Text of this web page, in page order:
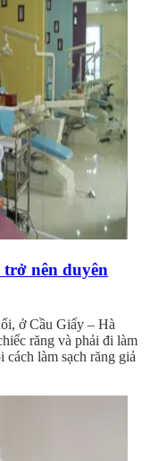
nên duyên
ở Cầu Giấy – Hà
răng và phải đi làm
làm sạch răng giả